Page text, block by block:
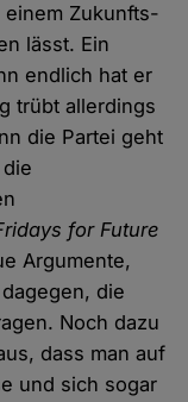
Zukunfts-
lässt. Ein
endlich hat er
trübt allerdings
die Partei geht
for Future
Argumente,
die
Noch dazu
dass man auf
und sich sogar